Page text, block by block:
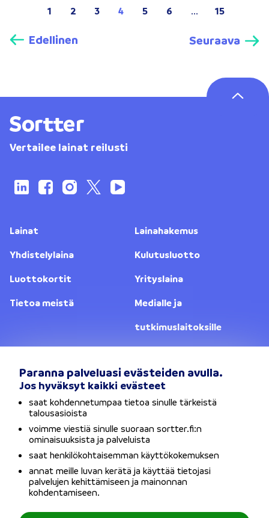
Paranna palveluasi evästeiden avulla.
Jos hyväksyt kaikki evästeet
saat kohdennetumpaa tietoa sinulle tärkeistä
talousasioista
voimme viestiä sinulle suoraan sortter.fi:n
ominaisuuksista ja palveluista
saat henkilökohtaisemman käyttökokemuksen
annat meille luvan kerätä ja käyttää tietojasi
palvelujen kehittämiseen ja mainonnan
kohdentamiseen.
Edellinen
1 2 3 4 5 6 ... 15
Seuraava
Vertailee lainat reilusti
Lainat
Lainahakemus
Yhdistelylaina
Kulutusluotto
Luottokortit
Yrityslaina
Tietoa meistä
Medialle ja
tutkimuslaitoksille
Vaihda sijaintia
Käyttöehdot
Evästeet